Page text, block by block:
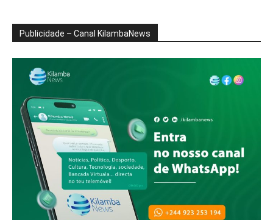
Publicidade – Canal KilambaNews